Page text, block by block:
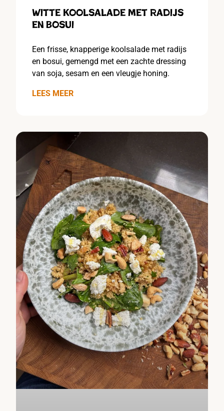
Witte koolsalade met radijs
en bosui
Een frisse, knapperige koolsalade met radijs
en bosui, gemengd met een zachte dressing
van soja, sesam en een vleugje honing.
LEES MEER